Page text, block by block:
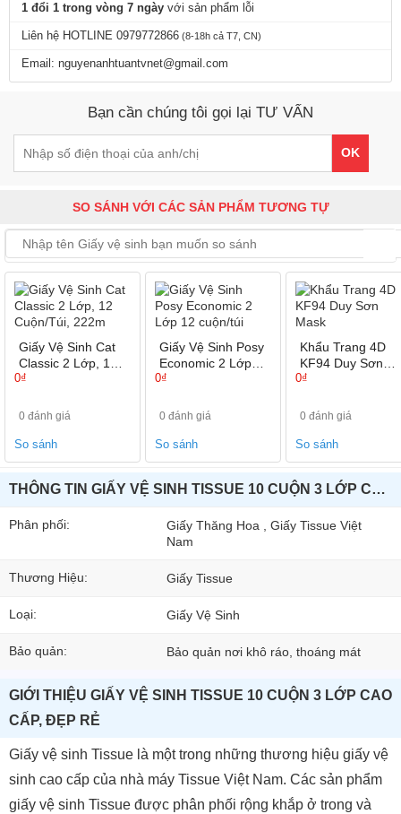
1 đổi 1 trong vòng 7 ngày với sản phẩm lỗi
Liên hệ HOTLINE 0979772866 (8-18h cả T7, CN)
Email: nguyenanhtuantvnet@gmail.com
Bạn cần chúng tôi gọi lại TƯ VẤN
OK
SO SÁNH VỚI CÁC SẢN PHẨM TƯƠNG TỰ
Giấy Vệ Sinh Cat
Classic 2 Lớp, 12
Cuộn/Túi, 222m
0₫
0 đánh giá
So sánh
Giấy Vệ Sinh Posy
Economic 2 Lớp
12 cuộn/túi
0₫
0 đánh giá
So sánh
Khẩu Trang 4D
KF94 Duy Sơn
Mask
0₫
0 đánh giá
So sánh
THÔNG TIN GIẤY VỆ SINH TISSUE 10 CUỘN 3 LỚP CAO CẤP, ĐẸP RẺ
Phân phối:
Giấy Thăng Hoa , Giấy Tissue Việt
Nam
Thương Hiệu: Giấy Tissue
Loại: Giấy Vệ Sinh
Bảo quản: Bảo quản nơi khô ráo, thoáng mát
GIỚI THIỆU GIẤY VỆ SINH TISSUE 10 CUỘN 3 LỚP CAO
CẤP, ĐẸP RẺ
Giấy vệ sinh Tissue là một trong những thương hiệu giấy vệ
sinh cao cấp của nhà máy Tissue Việt Nam. Các sản phẩm
giấy vệ sinh Tissue được phân phối rộng khắp ở trong và